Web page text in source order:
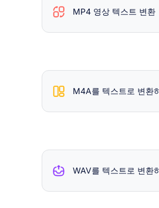
MP4 영상 텍스트 변환
M4A를 텍스트로 변환
WAV를 텍스트로 변환